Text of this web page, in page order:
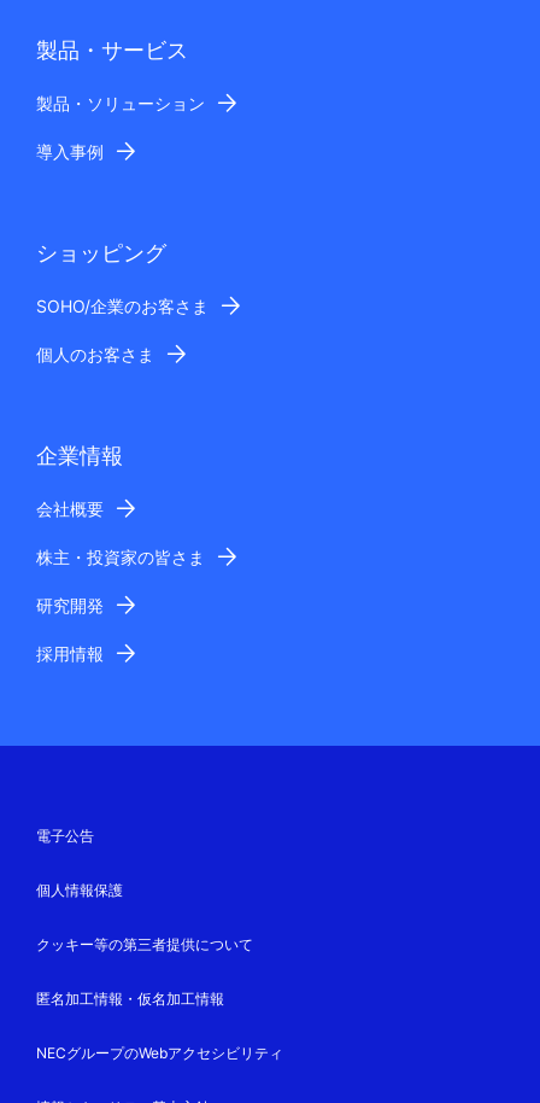
製品・サービス
製品・ソリューション
導入事例
ショッピング
SOHO/企業のお客さま
個人のお客さま
企業情報
会社概要
株主・投資家の皆さま
研究開発
採用情報
電子公告
個人情報保護
クッキー等の第三者提供について
匿名加工情報・仮名加工情報
NECグループのWebアクセシビリティ